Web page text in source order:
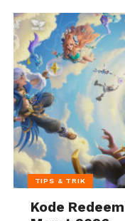
TIPS & TRIK
Kode